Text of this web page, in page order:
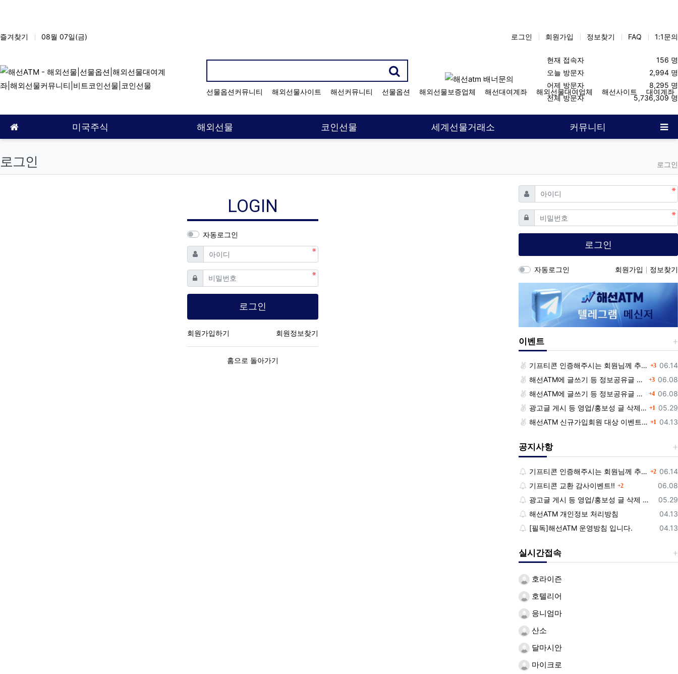
상단 네비
즐겨찾기 08월 07일(금) 로그인 회원가입 정보찾기 FAQ 1:1문의
인기검색어
선물옵션커뮤니티 해외선물사이트 해선커뮤니티 선물옵션 해외선물보증업체 해선대여계좌 해외선물대여업체 해선사이트 대여계좌
현재 접속자
156 명
오늘 방문자
2,994 명
어제 방문자
8,295 명
전체 방문자
5,736,309 명
메인 메뉴 미국주식 해외선물 코인선물 세계선물거래소 커뮤니티
홈으로
로그인 로그인
LOGIN
자동로그인
아이디
필수
비밀번호필수
로그인
회원가입하기 회원정보찾기
홈으로 돌아가기
아이디 필수
비밀번호필수
로그인
자동로그인 회원가입 정보찾기
이벤트
등록
06.14
기프티콘 인증해주시는 회원님께 추가 포인트 쏩니다!! 3댓글
등록일
06.08
해선ATM에 글쓰기 등 정보공유글 남기고 기프티콘 받자! 3댓글
등록일
06.08
해선ATM에 글쓰기 등 정보공유글 남기고 기프티콘 받자! 4댓글
등록
05.29
광고글 게시 등 영업/홍보성 글 삭제 및 제제대상입니다. 1 댓글
등록
04.13
해선ATM 신규가입회원 대상 이벤트 안내 1 댓글
공지사항
등록
06.14
기프티콘 인증해주시는 회원님께 추가 포인트 쏩니다!! 2댓글
등록일
06.08
기프티콘 교환 감사이벤트!! 2댓글
등록
05.29
광고글 게시 등 영업/홍보성 글 삭제 및 제제대상입니다.
등록
04.13
해선ATM 개인정보 처리방침
등록
04.13
[필독]해선ATM 운영방침 입니다.
실시간접속
호라이즌
호텔리어
응니엄마
산소
달마시안
마이크로